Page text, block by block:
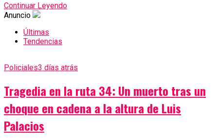
Continuar Leyendo
Anuncio
Últimas
Tendencias
Policiales3 días atrás
Tragedia en la ruta 34: Un muerto tras un
choque en cadena a la altura de Luis
Palacios